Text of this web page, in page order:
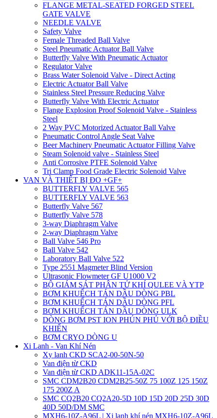
FLANGE METAL-SEATED FORGED STEEL
GATE VALVE
NEEDLE VALVE
Safety Valve
Female Threaded Ball Valve
Steel Pneumatic Actuator Ball Valve
Butterfly Valve With Pneumatic Actuator
Regulator Valve
Brass Water Solenoid Valve - Direct Acting
Electric Actuator Ball Valve
Stainless Steel Pressure Reducing Valve
Butterfly Valve With Electric Actuator
Flange Explosion Proof Solenoid Valve - Stainless
Steel
2 Way PVC Motorized Actuator Ball Valve
Pneumatic Control Angle Seat Valve
Beer Machinery Pneumatic Actuator Filling Valve
Steam Solenoid valve - Stainless Steel
Anti Corrosive PTFE Solenoid Valve
Tri Clamp Food Grade Electric Solenoid Valve
VAN VÀ THIẾT BỊ ĐO +GF+
BUTTERFLY VALVE 565
BUTTERFLY VALVE 563
Butterfly Valve 567
Butterfly Valve 578
3-way Diaphragm Valve
2-way Diaphragm Valve
Ball Valve 546 Pro
Ball Valve 542
Laboratory Ball Valve 522
Type 2551 Magmeter Blind Version
Ultrasonic Flowmeter GF U1000 V2
BỘ GIÁM SÁT PHÂN TỬ KHÍ QULEE VÀ YTP
BƠM KHUẾCH TÁN DẦU DÒNG PBL
BƠM KHUẾCH TÁN DẦU DÒNG PFL
BƠM KHUẾCH TÁN DẦU DÒNG ULK
DÒNG BƠM PST ION PHÚN PHỦ VỚI BỘ ĐIỀU
KHIỂN
BƠM CRYO DÒNG U
Xi Lanh - Van Khí Nén
Xy lanh CKD SCA2-00-50N-50
Van điện từ CKD
Van điện từ CKD ADK11-15A-02C
SMC CDM2B20 CDM2B25-50Z 75 100Z 125 150Z
175 200Z A
SMC CQ2B20 CQ2A20-5D 10D 15D 20D 25D 30D
40D 50D/DM SMC
MXH6-10Z-A96L | Xi lanh khí nén MXH6-10Z-A96L